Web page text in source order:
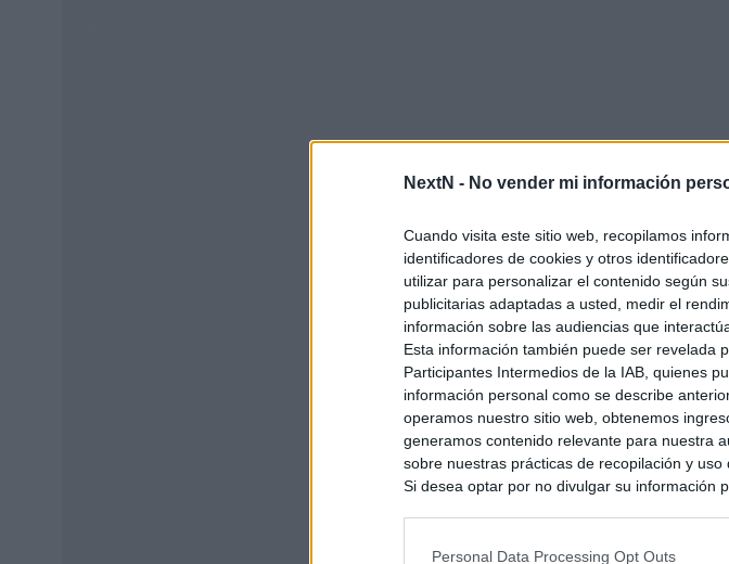
NextN - No vender mi información
Cuando visita este sitio web, recopilamos
identificadores de cookies y otros
utilizar para personalizar el contenido según
publicitarias adaptadas a usted, medir el
información sobre las audiencias que
Esta información también puede ser revelada
Participantes Intermedios de la IAB, quienes
información personal como se describe
operamos nuestro sitio web, obtenemos
generamos contenido relevante para nuestra
sobre nuestras prácticas de recopilación y
Si desea optar por no divulgar su información
intereses basados en la información personal
Personal Data Processing Opt Outs